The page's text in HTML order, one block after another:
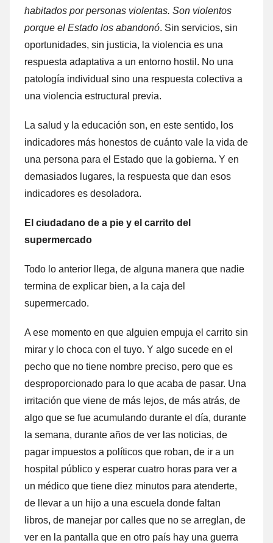
habitados por personas violentas. Son violentos
porque el Estado los abandonó. Sin servicios, sin
oportunidades, sin justicia, la violencia es una
respuesta adaptativa a un entorno hostil. No una
patología individual sino una respuesta colectiva a
una violencia estructural previa.
La salud y la educación son, en este sentido, los
indicadores más honestos de cuánto vale la vida de
una persona para el Estado que la gobierna. Y en
demasiados lugares, la respuesta que dan esos
indicadores es desoladora.
El ciudadano de a pie y el carrito del
supermercado
Todo lo anterior llega, de alguna manera que nadie
termina de explicar bien, a la caja del
supermercado.
A ese momento en que alguien empuja el carrito sin
mirar y lo choca con el tuyo. Y algo sucede en el
pecho que no tiene nombre preciso, pero que es
desproporcionado para lo que acaba de pasar. Una
irritación que viene de más lejos, de más atrás, de
algo que se fue acumulando durante el día, durante
la semana, durante años de ver las noticias, de
pagar impuestos a políticos que roban, de ir a un
hospital público y esperar cuatro horas para ver a
un médico que tiene diez minutos para atenderte,
de llevar a un hijo a una escuela donde faltan
libros, de manejar por calles que no se arreglan, de
ver en la pantalla que en otro país hay una guerra